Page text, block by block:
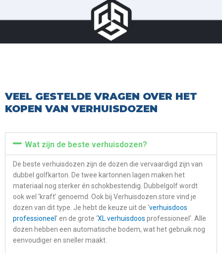
VEEL GESTELDE VRAGEN OVER HET
KOPEN VAN VERHUISDOZEN
Wat zijn de beste verhuisdozen?
De beste verhuisdozen zijn de dozen die vervaardigd zijn van
dubbel golfkarton. De twee kartonnen lagen maken het
materiaal nog sterker én schokbestendig. Dubbelgolf wordt
ook wel ‘kraft’ genoemd. Ook bij Verhuisdozen.store vind je
dozen van dit type. Je hebt de keuze uit de ‘verhuisdoos
professioneel’ en de grote ‘XL verhuisdoos professioneel’. Alle
dozen hebben een automatische bodem, wat het gebruik nog
eenvoudiger en sneller maakt.